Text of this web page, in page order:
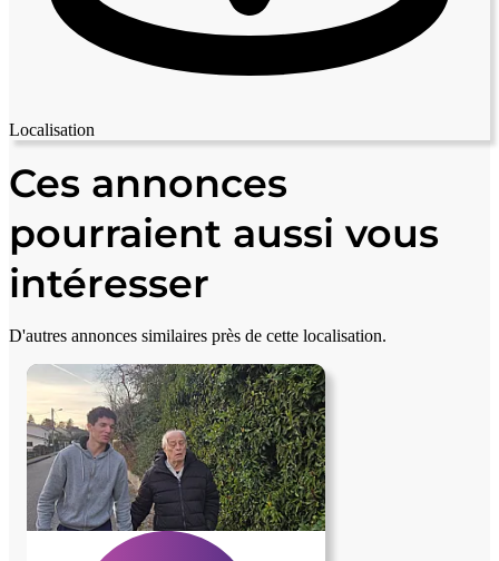
Localisation
+
−
Ces annonces
pourraient aussi vous
intéresser
D'autres annonces similaires près de cette localisation.